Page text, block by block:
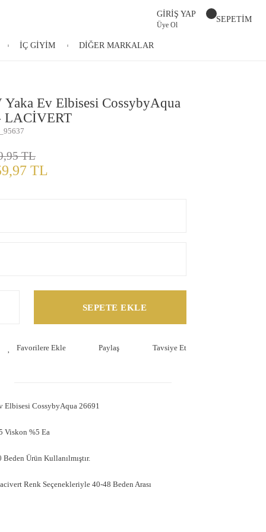
GİRİŞ YAP
Üye Ol
SEPETİM
İÇ GİYİM DİĞER MARKALAR
Yaka Ev Elbisesi CossybyAqua
LACİVERT
TL
TL
SEPETE EKLE
Paylaş Tavsiye Et
Elbisesi CossybyAqua 26691
Viskon %5 Ea
Ürün Kullanılmıştır.
Renk Seçenekleriyle 40-48 Beden Arası